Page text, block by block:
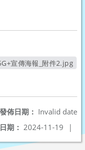
宣傳海報_附件2.jpg
發佈日期： Invalid date
期： 2024-11-19 |